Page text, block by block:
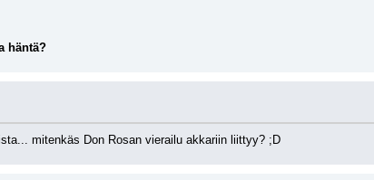
häntä?
mitenkäs Don Rosan vierailu akkariin liittyy? ;D